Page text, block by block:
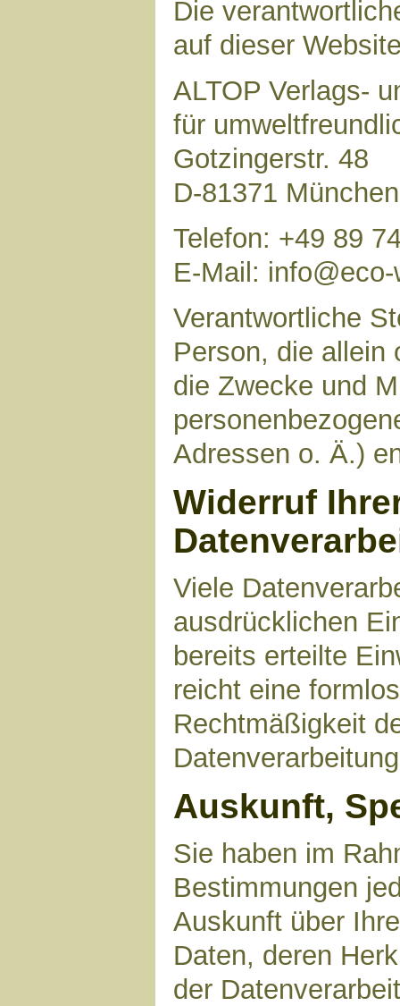
Die
auf dieser
ALTOP Verlags-
für
Gotzingerstr. 48
D-81371 München
Telefon: +49 89
E-Mail:
Verantwortliche
Person, die allein
die Zwecke und
Adressen o. Ä.)
Widerruf
Viele
ausdrücklichen
bereits erteilte
reicht eine
Rechtmäßigkeit
Auskunft,
Sie haben im
Bestimmungen
Auskunft über
Daten, deren
der